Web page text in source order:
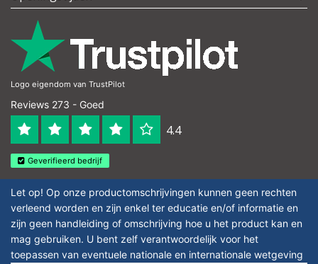
Logo eigendom van TrustPilot
Reviews 273 - Goed
4.4
Geverifieerd bedrijf
Let op! Op onze productomschrijvingen kunnen geen rechten
verleend worden en zijn enkel ter educatie en/of informatie en
zijn geen handleiding of omschrijving hoe u het product kan en
mag gebruiken. U bent zelf verantwoordelijk voor het
toepassen van eventuele nationale en internationale wetgeving